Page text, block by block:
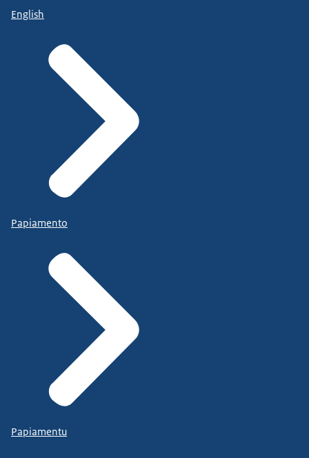
English
Papiamento
Papiamentu